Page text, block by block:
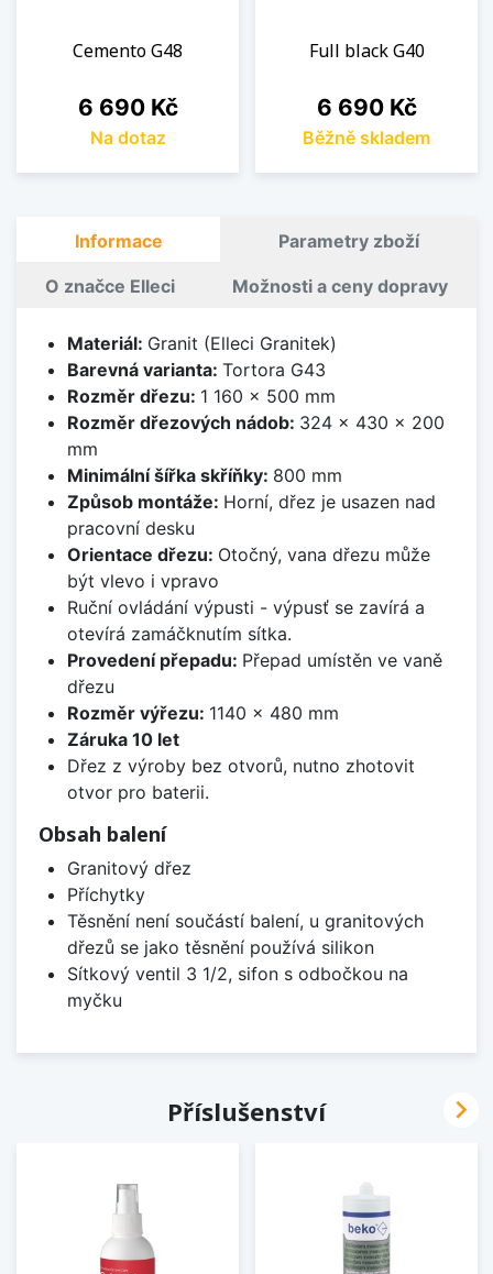
Cemento G48
Cena
6 690 Kč
Na dotaz
Full black G40
Cena
6 690 Kč
Běžně skladem
Informace Parametry zboží
O značce Elleci Možnosti a ceny dopravy
Materiál: Granit (Elleci Granitek)
Barevná varianta: Tortora G43
Rozměr dřezu: 1 160 x 500 mm
Rozměr dřezových nádob: 324 x 430 x 200
mm
Minimální šířka skříňky: 800 mm
Způsob montáže: Horní, dřez je usazen nad
pracovní desku
Orientace dřezu: Otočný, vana dřezu může
být vlevo i vpravo
Ruční ovládání výpusti - výpusť se zavírá a
otevírá zamáčknutím sítka.
Provedení přepadu: Přepad umístěn ve vaně
dřezu
Rozměr výřezu: 1140 x 480 mm
Záruka 10 let
Dřez z výroby bez otvorů, nutno zhotovit
otvor pro baterii.
Obsah balení
Granitový dřez
Příchytky
Těsnění není součástí balení, u granitových
dřezů se jako těsnění používá silikon
Sítkový ventil 3 1/2, sifon s odbočkou na
myčku
Příslušenství 